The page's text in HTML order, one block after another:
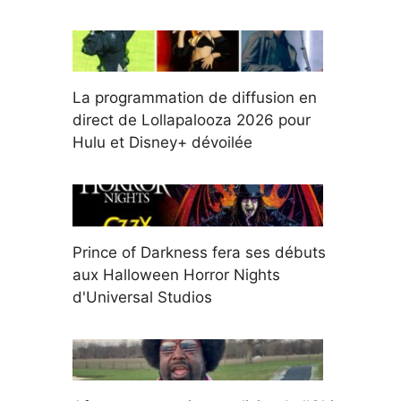
La programmation de diffusion en
direct de Lollapalooza 2026 pour
Hulu et Disney+ dévoilée
Prince of Darkness fera ses débuts
aux Halloween Horror Nights
d'Universal Studios